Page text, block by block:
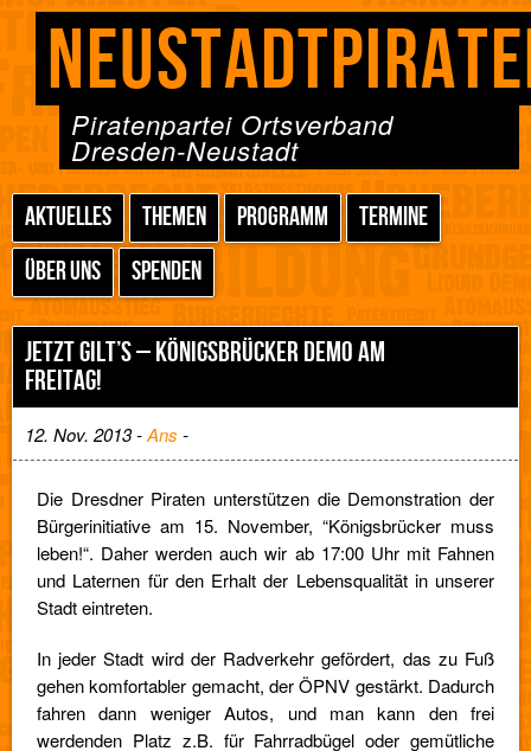
Piratenpartei Ortsverband
Dresden-Neustadt
AKTUELLES THEMEN PROGRAMM
TERMINE
ÜBER UNS
SPENDEN
JETZT GILT’S – KÖNIGSBRÜCKER DEMO AM
FREITAG!
12. Nov. 2013 -Ans -
Die Dresdner Piraten unterstützen die Demonstration der
Bürgerinitiative am 15. November, “Königsbrücker muss
leben!“. Daher werden auch wir ab 17:00 Uhr mit Fahnen
und Laternen für den Erhalt der Lebensqualität in unserer
Stadt eintreten.
In jeder Stadt wird der Radverkehr gefördert, das zu Fuß
gehen komfortabler gemacht, der ÖPNV gestärkt. Dadurch
fahren dann weniger Autos, und man kann den frei
werdenden Platz z.B. für Fahrradbügel oder gemütliche